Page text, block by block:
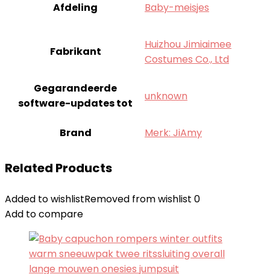
Afdeling ‎Baby-meisjes
Fabrikant
‎Huizhou Jimiaimee
Costumes Co., Ltd
Gegarandeerde
software-updates tot
‎unknown
Brand Merk: JiAmy
Related Products
Added to wishlistRemoved from wishlist 0
Add to compare